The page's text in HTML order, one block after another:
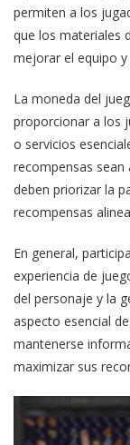
permiten a los
que los materiales
mejorar el equipo
La moneda del
proporcionar a los
o servicios
recompensas
deben priorizar la
recompensas
En general,
experiencia de
del personaje y la
aspecto esencial
mantenerse
maximizar sus